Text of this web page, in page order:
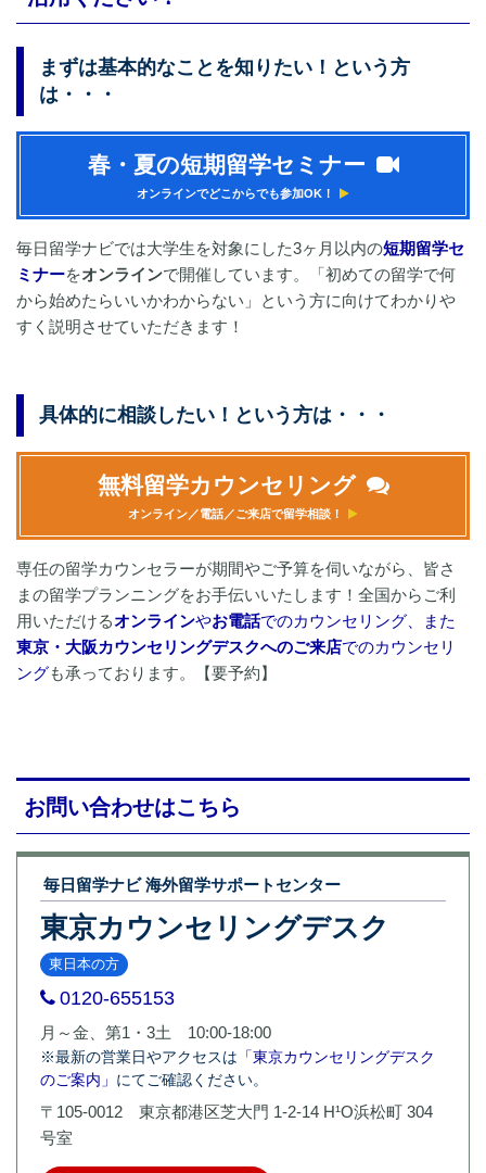
まずは基本的なことを知りたい！という方
は・・・
春・夏の短期留学セミナー
オンラインでどこからでも参加OK！
毎日留学ナビでは大学生を対象にした3ヶ月以内の短期留学セ
ミナーをオンラインで開催しています。「初めての留学で何
から始めたらいいかわからない」という方に向けてわかりや
すく説明させていただきます！
具体的に相談したい！という方は・・・
無料留学カウンセリング
オンライン／電話／ご来店で留学相談！
専任の留学カウンセラーが期間やご予算を伺いながら、皆さ
まの留学プランニングをお手伝いいたします！全国からご利
用いただけるオンラインやお電話でのカウンセリング、また
東京・大阪カウンセリングデスクへのご来店でのカウンセリ
ングも承っております。【要予約】
お問い合わせはこちら
毎日留学ナビ 海外留学サポートセンター
東京カウンセリングデスク
東日本の方
0120-655153
月～金、第1・3土 10:00-18:00
※最新の営業日やアクセスは 「東京カウンセリングデスク
のご案内」 にてご確認ください。
〒105-0012 東京都港区芝大門 1-2-14 H¹O浜松町 304
号室